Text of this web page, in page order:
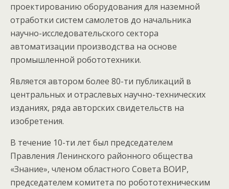
проектированию оборудования для наземной
отработки систем самолетов до начальника
научно-исследовательского сектора
автоматизации производства на основе
промышленной робототехники.
Является автором более 80-ти публикаций в
центральных и отраслевых научно-технических
изданиях, ряда авторских свидетельств на
изобретения.
В течение 10-ти лет был председателем
Правления Ленинского районного общества
«Знание», членом областного Совета ВОИР,
председателем комитета по робототехническим